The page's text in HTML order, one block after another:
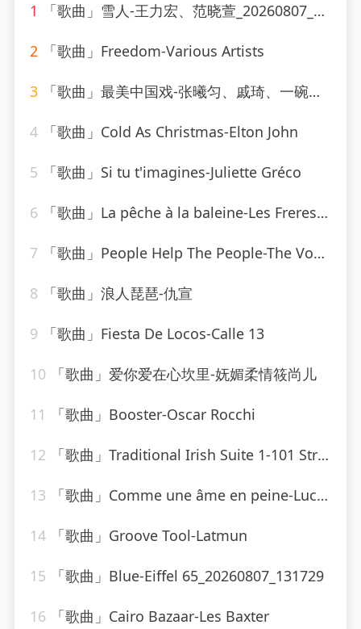
1 「歌曲」雪人-王力宏、范晓萱_20260807_130607
2 「歌曲」Freedom-Various Artists
3 「歌曲」最美中国戏-张曦匀、戚琦、一碗麟犀
4 「歌曲」Cold As Christmas-Elton John
5 「歌曲」Si tu t'imagines-Juliette Gréco
6 「歌曲」La pêche à la baleine-Les Freres Jacques
7 「歌曲」People Help The People-The Vocal Masters
8 「歌曲」浪人琵琶-仇宣
9 「歌曲」Fiesta De Locos-Calle 13
10 「歌曲」爱你爱在心坎里-妩媚柔情筱尚儿
11 「歌曲」Booster-Oscar Rocchi
12 「歌曲」Traditional Irish Suite 1-101 Strings Orchestra
13 「歌曲」Comme une âme en peine-Lucky Blondo
14 「歌曲」Groove Tool-Latmun
15 「歌曲」Blue-Eiffel 65_20260807_131729
16 「歌曲」Cairo Bazaar-Les Baxter